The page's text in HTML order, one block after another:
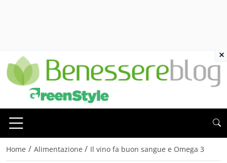
Home / Alimentazione / Il vino fa buon sangue e Omega 3
×